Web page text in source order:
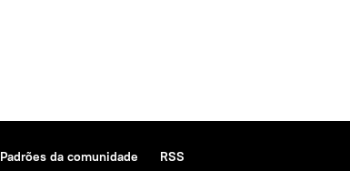
Padrões da comunidade RSS